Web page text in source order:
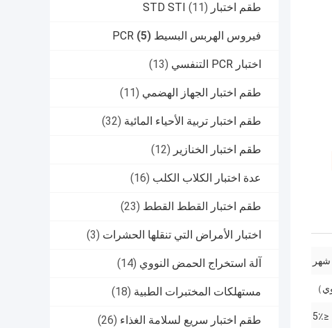
طقم اختبار STD STI (11)
فيروس الهربس البسيط PCR (5)
اختبار PCR التنفسي (13)
طقم اختبار الجهاز الهضمي (11)
طقم اختبار تربية الأحياء المائية (32)
طقم اختبار الخنازير (12)
عدة اختبار الكلاب الكلب (16)
طقم اختبار القطط القطط (23)
اختبار الأمراض التي تنقلها الحشرات (3)
آلة استخراج الحمض النووي (14)
مستهلكات المختبرات الطبية (18)
طقم اختبار سريع لسلامة الغذاء (26) ≤5٪